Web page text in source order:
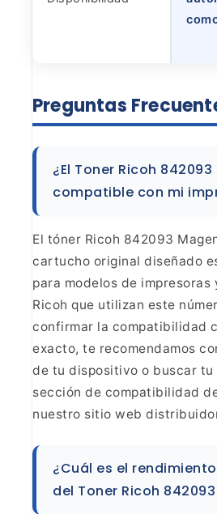
Preguntas
¿El Toner Ricoh
compatible con mi
El tóner Ricoh 842093
cartucho original diseñado
para modelos de impresoras
Ricoh que utilizan este
confirmar la compatibilidad
exacto, te recomendamos
de tu dispositivo o buscar tu
sección de compatibilidad
nuestro sitio web
¿Cuál es el
del Toner Ricoh